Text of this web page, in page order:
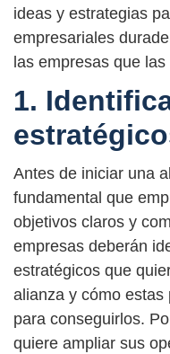
ideas y estrategias
empresariales
las empresas que
1.
Antes de iniciar una
fundamental que
objetivos claros y
empresas deberán
estratégicos que
alianza y cómo
para conseguirlos.
quiere ampliar sus